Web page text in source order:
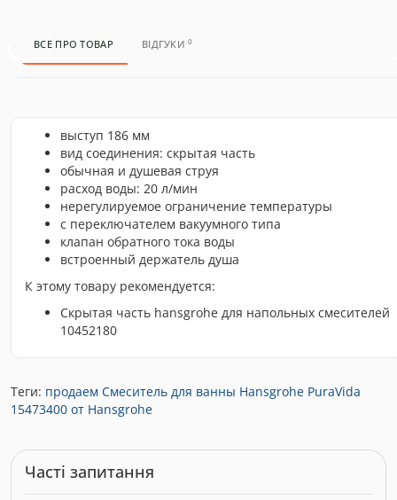
ВСЕ ПРО ТОВАР ВІДГУКИ0
выступ 186 мм
вид соединения: скрытая часть
обычная и душевая струя
расход воды: 20 л/мин
нерегулируемое ограничение температуры
с переключателем вакуумного типа
клапан обратного тока воды
встроенный держатель душа
К этому товару рекомендуется:
Скрытая часть hansgrohe для напольных смесителей
10452180
Теги: продаем Смеситель для ванны Hansgrohe PuraVida
15473400 от Hansgrohe
Часті запитання